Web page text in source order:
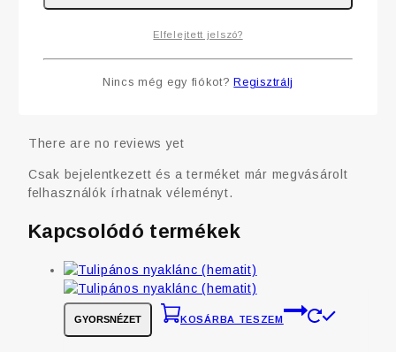
There are no reviews yet
Csak bejelentkezett és a terméket már megvásárolt
felhasználók írhatnak véleményt.
Kapcsolódó termékek
GYORSNÉZET KOSÁRBA TESZEM
Elfelejtett jelszó?
Nincs még egy fiókot? Regisztrálj